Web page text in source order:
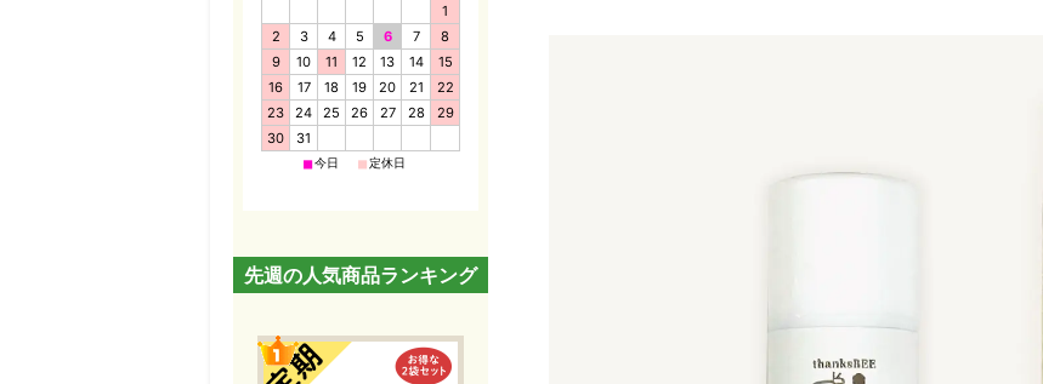
1
2
3 4 5 6 7
8
9
10 11 12 13 14
15
16
17 18 19 20 21
22
23
24 25 26 27 28
29
30
31
■今日 ■定休日
先週の人気商品ランキング